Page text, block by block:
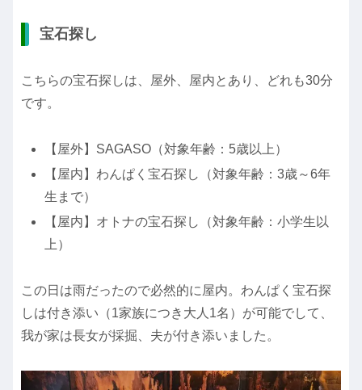
宝石探し
こちらの宝石探しは、屋外、屋内とあり、どれも30分
です。
【屋外】SAGASO（対象年齢：5歳以上）
【屋内】わんぱく宝石探し（対象年齢：3歳～6年
生まで）
【屋内】オトナの宝石探し（対象年齢：小学生以
上）
この日は雨だったので必然的に屋内。わんぱく宝石探
しは付き添い（1家族につき大人1名）が可能でして、
我が家は長女が採掘、夫が付き添いました。